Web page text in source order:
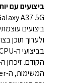
ביצועים עם
ביצועים